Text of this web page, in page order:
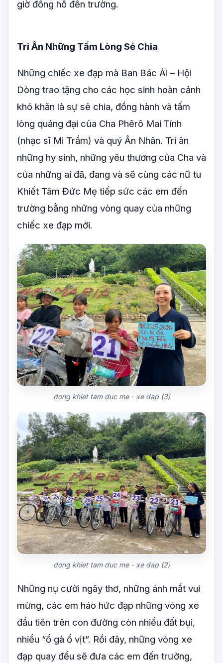
giờ đồng hồ đến trường.
Tri Ân Những Tấm Lòng Sẻ Chia
Những chiếc xe đạp mà Ban Bác Ái – Hội
Dòng trao tặng cho các học sinh hoàn cảnh
khó khăn là sự sẻ chia, đồng hành và tấm
lòng quảng đại của Cha Phêrô Mai Tính
(nhạc sĩ Mi Trầm) và quý Ân Nhân. Tri ân
những hy sinh, những yêu thương của Cha và
của những ai đã, đang và sẽ cùng các nữ tu
Khiết Tâm Đức Mẹ tiếp sức các em đến
trường bằng những vòng quay của những
chiếc xe đạp mới.
dong khiet tam duc me - xe dap (3)
dong khiet tam duc me - xe dap (2)
Những nụ cười ngây thơ, những ánh mắt vui
mừng, các em háo hức đạp những vòng xe
đầu tiên trên con đường còn nhiều đất bụi,
nhiều “ổ gà ổ vịt”. Rồi đây, những vòng xe
đạp quay đều sẽ đưa các em đến trường,